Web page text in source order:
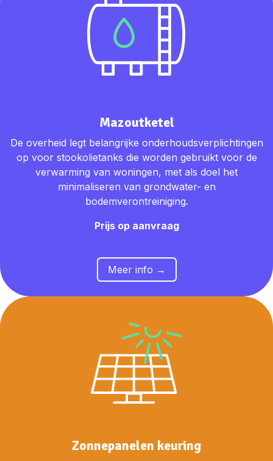
Mazoutketel
De overheid legt belangrijke onderhoudsverplichtingen
op voor stookolietanks die worden gebruikt voor de
verwarming van woningen, met als doel het
minimaliseren van grondwater- en
bodemverontreiniging.
Prijs op aanvraag
Meer info →
Zonnepanelen keuring